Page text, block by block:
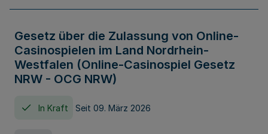
Gesetz über die Zulassung von Online-
Casinospielen im Land Nordrhein-
Westfalen (Online-Casinospiel Gesetz
NRW - OCG NRW)
In Kraft Seit 09. März 2026